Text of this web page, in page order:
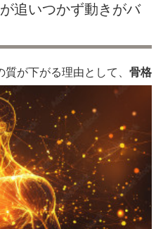
追いつかず動きがバ
が下がる理由として、 骨格